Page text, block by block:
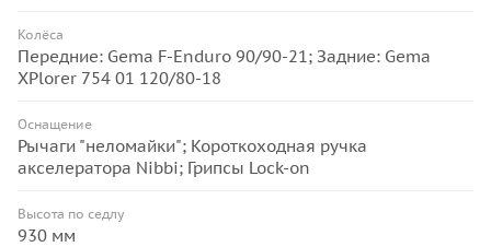
Колёса
Передние: Gema F-Enduro 90/90-21; Задние: Gema
XPlorer 754 01 120/80-18
Оснащение
Рычаги "неломайки"; Короткоходная ручка
акселератора Nibbi; Грипсы Lock-on
Высота по седлу
930 мм